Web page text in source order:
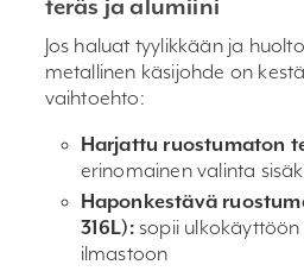
teräs ja alumiini
Jos haluat tyylikkään ja
metallinen käsijohde on
vaihtoehto:
Harjattu ruostumaton
erinomainen valinta
Haponkestävä
316L):sopii ulkokäyttöön
ilmastoon